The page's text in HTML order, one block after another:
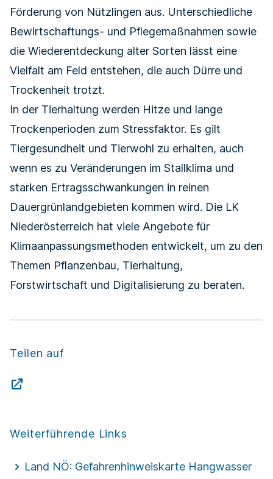
Förderung von Nützlingen aus. Unterschiedliche
Bewirtschaftungs- und Pflegemaßnahmen sowie
die Wiederentdeckung alter Sorten lässt eine
Vielfalt am Feld entstehen, die auch Dürre und
Trockenheit trotzt.
In der Tierhaltung werden Hitze und lange
Trockenperioden zum Stressfaktor. Es gilt
Tiergesundheit und Tierwohl zu erhalten, auch
wenn es zu Veränderungen im Stallklima und
starken Ertragsschwankungen in reinen
Dauergrünlandgebieten kommen wird. Die LK
Niederösterreich hat viele Angebote für
Klimaanpassungsmethoden entwickelt, um zu den
Themen Pflanzenbau, Tierhaltung,
Forstwirtschaft und Digitalisierung zu beraten.
Teilen auf
Weiterführende Links
Land NÖ: Gefahrenhinweiskarte Hangwasser